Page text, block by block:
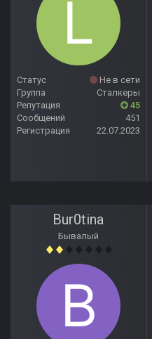
Статус
Не в сети
Группа
Сталкеры
Репутация
45
Сообщений
451
Регистрация
22.07.2023
Bur0tina
Бывалый